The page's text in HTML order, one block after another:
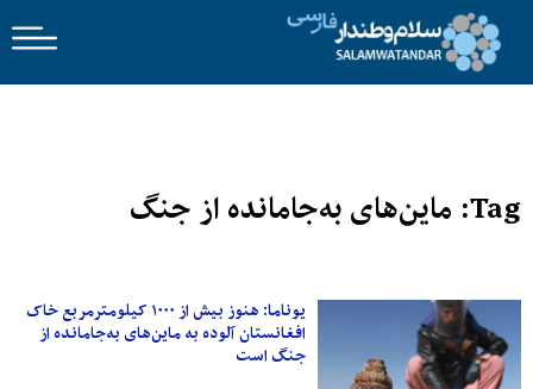
Tag: ماین‌های به‌جامانده از جنگ
یوناما: هنوز بیش از ۱۰۰۰ کیلومترمربع خاک
افغانستان آلوده به ماین‌های به‌جامانده از
جنگ است